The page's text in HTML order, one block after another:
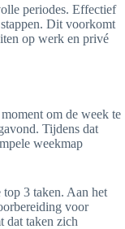
periodes. Effectief
Dit voorkomt
op werk en privé
om de week te
Tijdens dat
weekmap
3 taken. Aan het
voor
dat taken zich